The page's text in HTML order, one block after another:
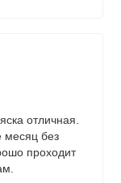
отличная.
месяц без
проходит